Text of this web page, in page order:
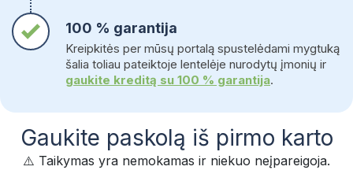
100 % garantija
Kreipkitės per mūsų portalą spustelėdami mygtuką
šalia toliau pateiktoje lentelėje nurodytų įmonių ir
gaukite kreditą su 100 % garantija.
Gaukite paskolą iš pirmo karto
⚠️ Taikymas yra nemokamas ir niekuo neįpareigoja.